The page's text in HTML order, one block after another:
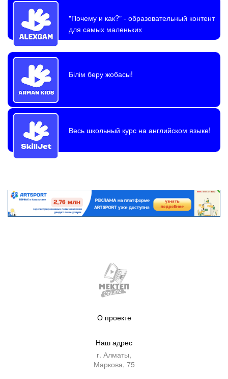
"Почему и как?"- образовательный контент
для самых маленьких
Білім беру жобасы!
Весь школьный курс на английском языке!
О проекте
Наш адрес
г. Алматы,
Маркова, 75